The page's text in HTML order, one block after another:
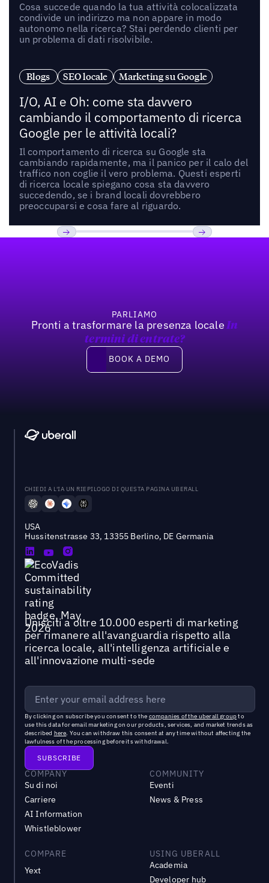
Cosa succede quando la tua attività colocalizzata
condivide un indirizzo ma non appare in modo
autonomo nella ricerca? Stai perdendo clienti per
un problema di dati risolvibile.
Blogs SEO locale Marketing su Google
I/O, AI e Oh: come sta davvero
cambiando il comportamento di ricerca
Google per le attività locali?
Il comportamento di ricerca su Google sta
cambiando rapidamente, ma il panico per il calo del
traffico non coglie il vero problema. Questi esperti
di ricerca locale spiegano cosa sta davvero
succedendo, se i brand locali dovrebbero
preoccuparsi e cosa fare al riguardo.
PARLIAMO
Pronti a trasformare la presenza locale In
termini di entrate?
Book a demo
BOOK A DEMO
CHIEDI A L'IA UN RIEPILOGO DI QUESTA PAGINA UBERALL
USA
Hussitenstrasse 33, 13355 Berlino, DE Germania
Unisciti a oltre 10.000 esperti di marketing
per rimanere all'avanguardia rispetto alla
ricerca locale, all'intelligenza artificiale e
all'innovazione multi-sede
By clicking on subscribe you consent to the companies of the uberall groupto
use this data for email marketing on our products, services, and market trends as
described here. You can withdraw this consent at any time without affecting the
lawfulness of the processing before its withdrawal.
COMPANY
Su di noi
Carriere
AI Information
Whistleblower
COMMUNITY
Eventi
News & Press
COMPARE
Yext
USING UBERALL
Academia
Developer hub